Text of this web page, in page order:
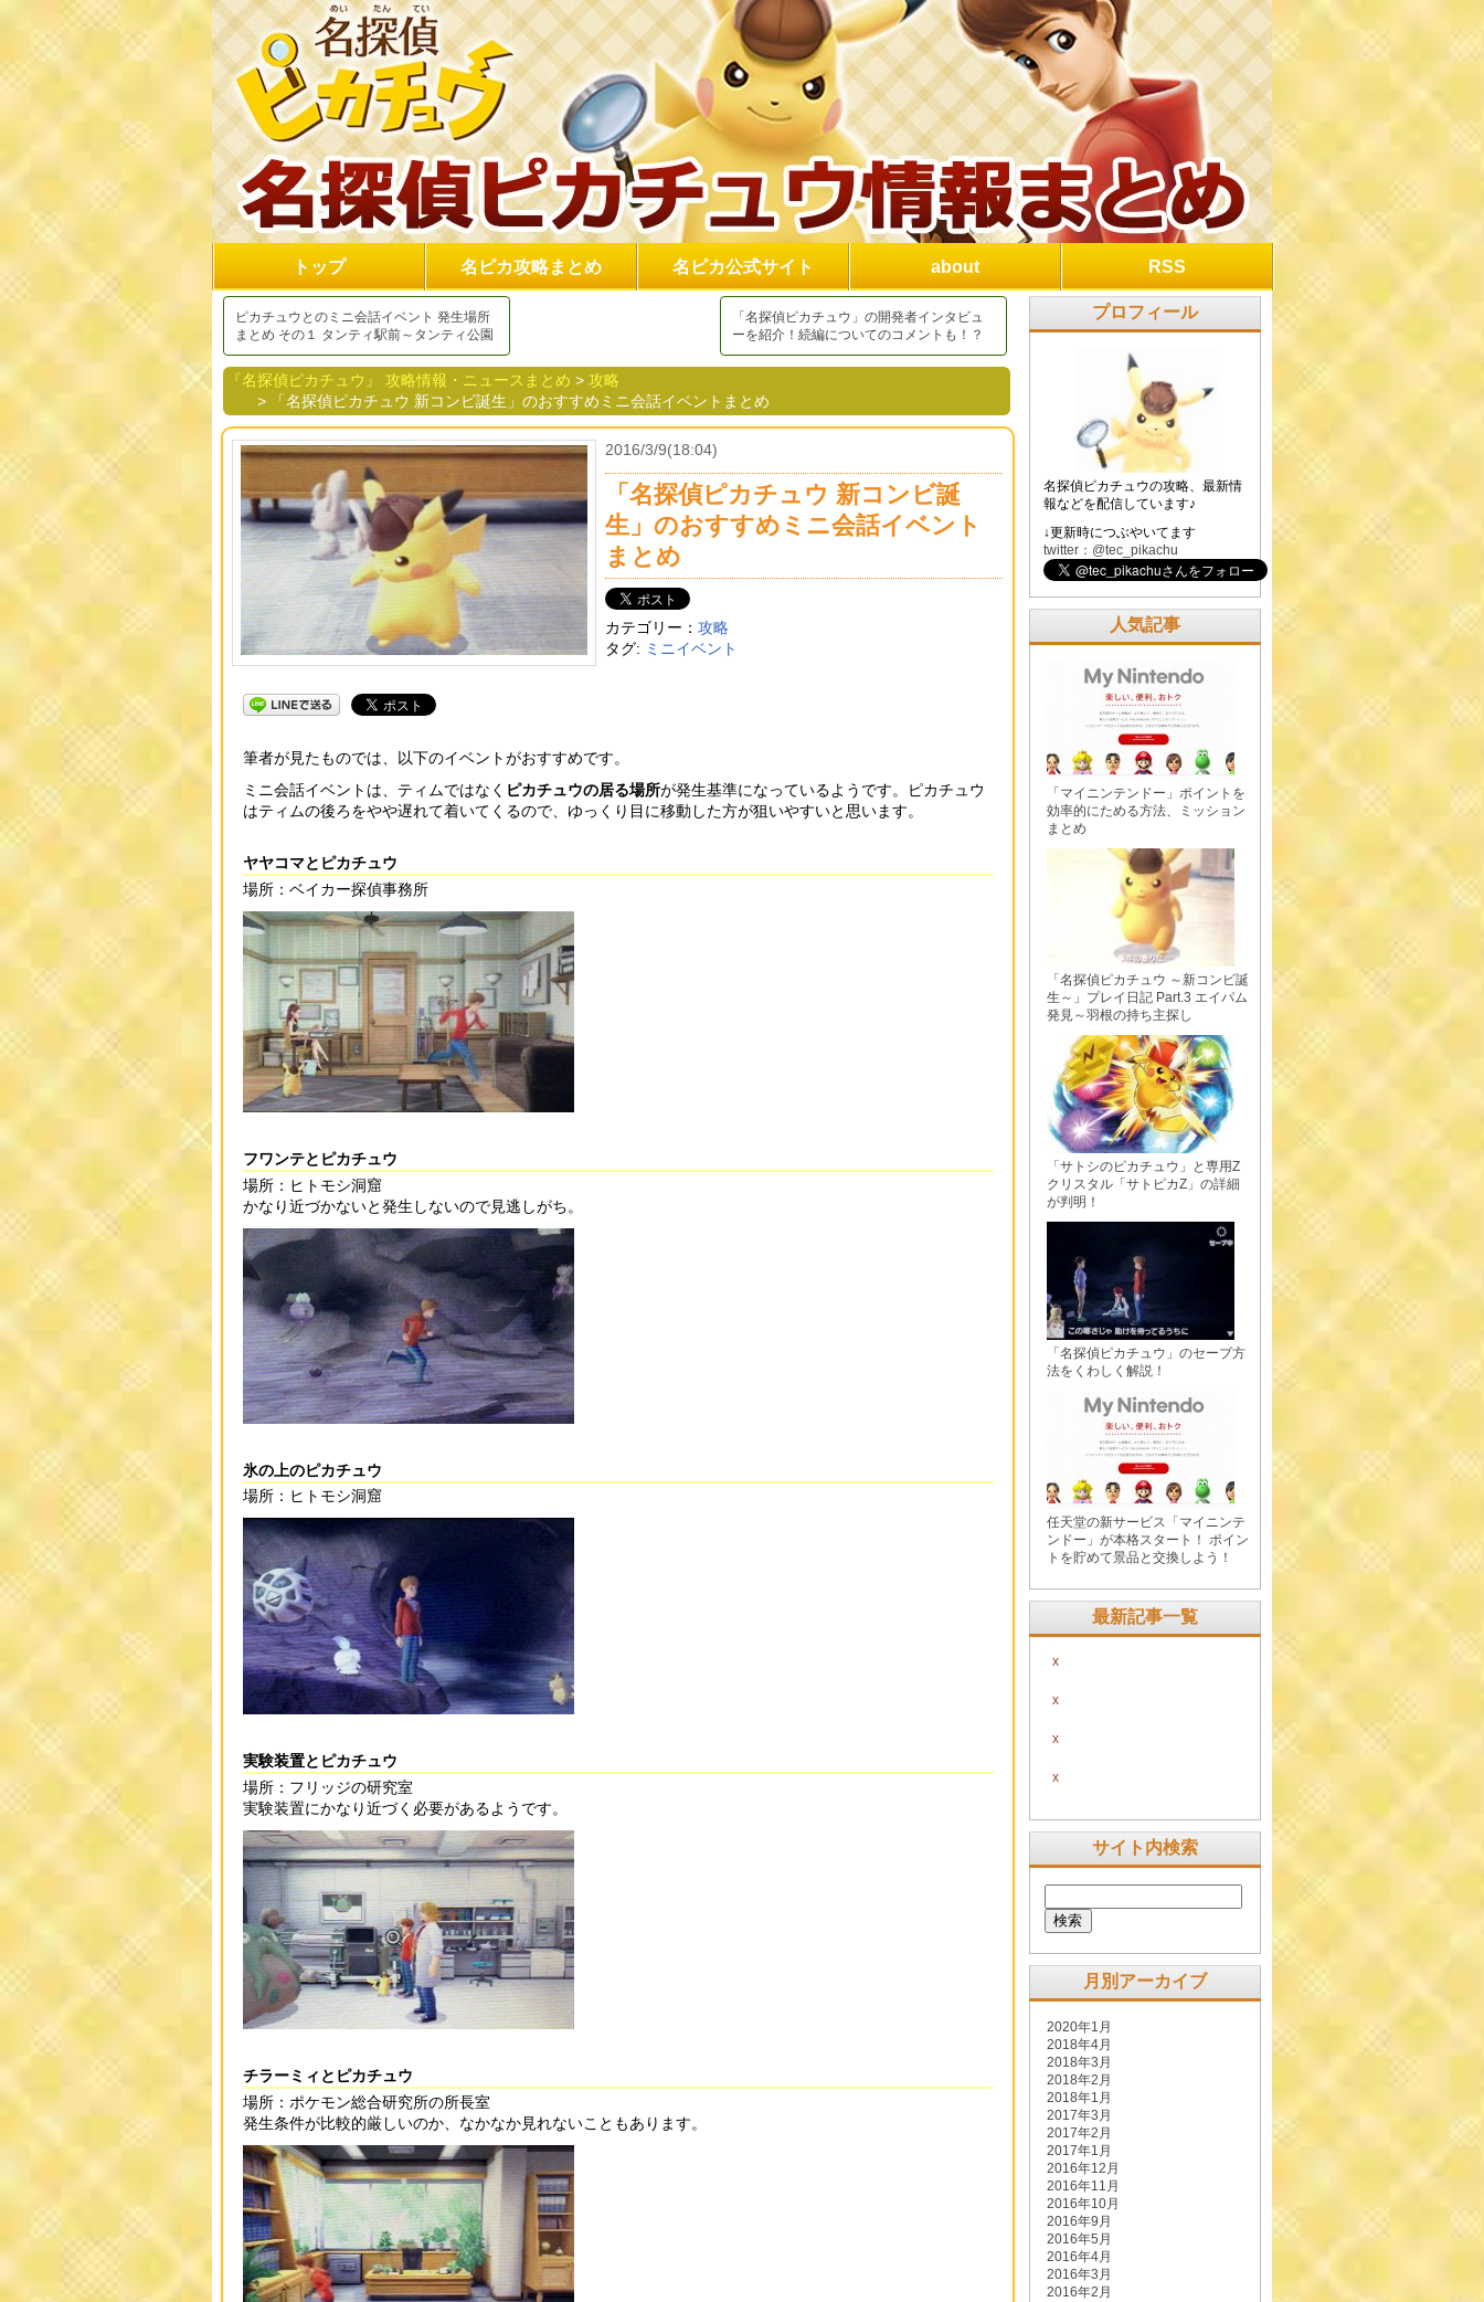
トップ 名ピカ攻略まとめ 名ピカ公式サイト about RSS
ピカチュウとのミニ会話イベント 発生場所
まとめ その１ タンティ駅前～タンティ公園
「名探偵ピカチュウ」の開発者インタビュ
ーを紹介！続編についてのコメントも！？
『名探偵ピカチュウ』 攻略情報・ニュースまとめ > 攻略
> 「名探偵ピカチュウ 新コンビ誕生」のおすすめミニ会話イベントまとめ
2016/3/9(18:04)
「名探偵ピカチュウ 新コンビ誕
生」のおすすめミニ会話イベント
まとめ
カテゴリー： 攻略
タグ: ミニイベント
筆者が見たものでは、以下のイベントがおすすめです。
ミニ会話イベントは、ティムではなく ピカチュウの居る場所が発生基準になっているようです。ピカチュウ
はティムの後ろをやや遅れて着いてくるので、ゆっくり目に移動した方が狙いやすいと思います。
ヤヤコマとピカチュウ
場所：ベイカー探偵事務所
フワンテとピカチュウ
場所：ヒトモシ洞窟
かなり近づかないと発生しないので見逃しがち。
氷の上のピカチュウ
場所：ヒトモシ洞窟
実験装置とピカチュウ
場所：フリッジの研究室
実験装置にかなり近づく必要があるようです。
チラーミィとピカチュウ
場所：ポケモン総合研究所の所長室
発生条件が比較的厳しいのか、なかなか見れないこともあります。
プロフィール
名探偵ピカチュウの攻略、最新情
報などを配信しています♪
↓更新時につぶやいてます
twitter：@tec_pikachu
人気記事
「マイニンテンドー」ポイントを
効率的にためる方法、ミッション
まとめ
「名探偵ピカチュウ ～新コンビ誕
生～」プレイ日記 Part.3 エイパム
発見～羽根の持ち主探し
「サトシのピカチュウ」と専用Z
クリスタル「サトピカZ」の詳細
が判明！
「名探偵ピカチュウ」のセーブ方
法をくわしく解説！
任天堂の新サービス「マイニンテ
ンドー」が本格スタート！ ポイン
トを貯めて景品と交換しよう！
最新記事一覧
x
x
x
x
サイト内検索
月別アーカイブ
2020年1月
2018年4月
2018年3月
2018年2月
2018年1月
2017年3月
2017年2月
2017年1月
2016年12月
2016年11月
2016年10月
2016年9月
2016年5月
2016年4月
2016年3月
2016年2月